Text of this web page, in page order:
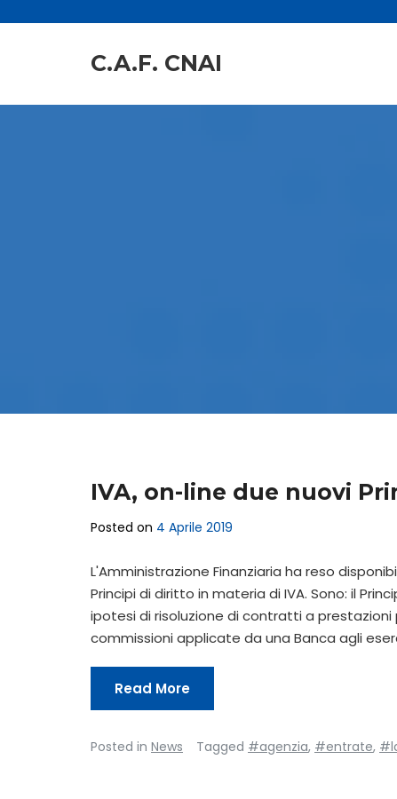
C.A.F. CNAI
IVA, on-line due nuovi
Posted on 4 Aprile 2019
L'Amministrazione Finanziaria ha reso
Principi di diritto in materia di IVA. Sono: il
ipotesi di risoluzione di contratti a prestazioni
commissioni applicate da una Banca agli
Read More
Posted in News Tagged #agenzia, #entrate,